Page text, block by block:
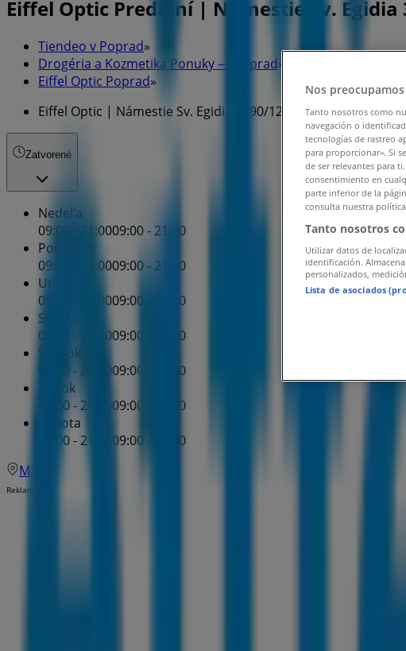
Eiffel Optic Predajní | Námestie Sv.
Tiendeo v Poprad»
Drogéria a Kozmetika Ponuky — Poprad»
Eiffel Optic Poprad»
Eiffel Optic | Námestie Sv. Egidia 3290/124
Zatvorené
Nedel’a
09:00 - 21:0009:00 - 21:00
Pondelok
09:00 - 21:0009:00 - 21:00
Utorok
09:00 - 21:0009:00 - 21:00
Streda
09:00 - 21:0009:00 - 21:00
Štvrtok
09:00 - 21:0009:00 - 21:00
Piatok
09:00 - 21:00 09:00 - 21:00
Sobota
09:00 - 21:00 09:00 - 21:00
Mapa
Reklama
Nos
Tanto nosotros como
navegación o
tecnologías de rastreo
para proporcionar». Si
de ser relevantes para
consentimiento en
parte inferior de la
consulta nuestra
Tanto nosotros
Utilizar datos de
identificación.
personalizados,
Lista de asociados